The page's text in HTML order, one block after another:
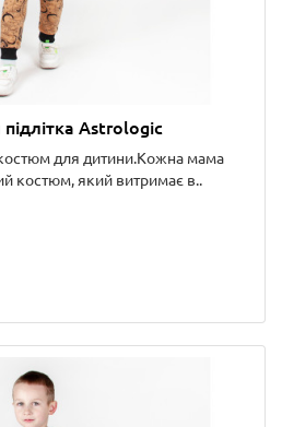
Astrologic
для дитини.Кожна мама
костюм, який витримає в..